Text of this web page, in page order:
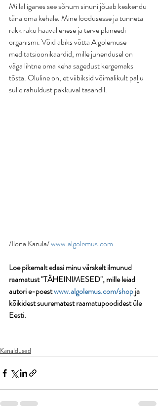
Millal iganes see sõnum sinuni jõuab keskendu
täna oma kehale. Mine loodusesse ja tunneta
rakk raku haaval enese ja terve planeedi
organismi. Võid abiks võtta Algolemuse
meditatsioonikaardid, mille juhendusel on
väga lihtne oma keha sagedust kergemaks
tõsta. Oluline on, et viibiksid võimalikult palju
sulle rahuldust pakkuval tasandil.
/Ilona Karula/ www.algolemus.com
Loe pikemalt edasi minu värskelt ilmunud
raamatust "TÄHEINIMESED", mille leiad
autori e-poest www.algolemus.com/shop ja
kõikidest suurematest raamatupoodidest üle
Eesti.
Kanaldused